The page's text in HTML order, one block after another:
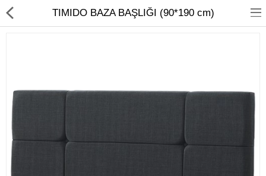
Ev Temizliği
Elektrikli Ev Aletleri
TIMIDO BAZA BAŞLIĞI (90*190 cm)